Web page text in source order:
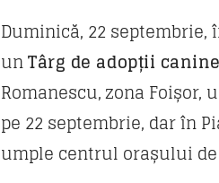
Duminică, 22
unTârg de adopții canine
Romanescu, zona
pe 22 septembrie, dar în
umple centrul orașului de